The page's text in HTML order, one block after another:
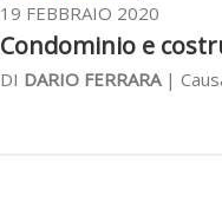
19 FEBBRAIO 2020
Condominio e
DI DARIO FERRARA|